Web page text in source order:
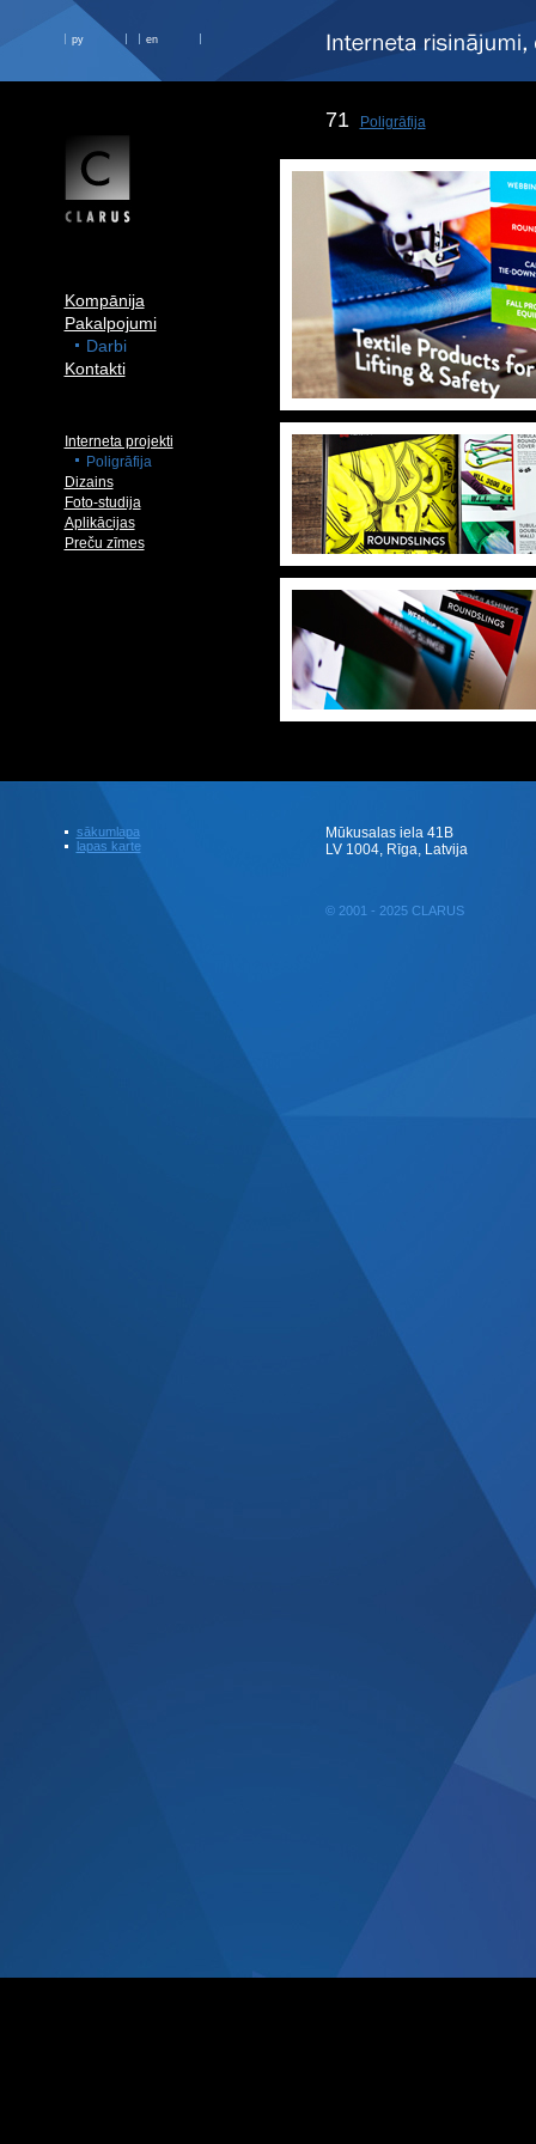
ру en
Kompānija
Pakalpojumi
Darbi
Kontakti
Interneta projekti
Poligrāfija
Dizains
Foto-studija
Aplikācijas
Preču zīmes
71 Poligrāfija
sākumlapa
lapas karte
Mūkusalas iela 41B
LV 1004, Rīga, Latvija
© 2001 - 2025 CLARUS